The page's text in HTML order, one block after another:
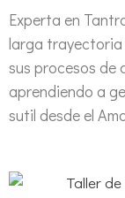
Experta en
larga trayectoria
sus procesos de
aprendiendo a
sutil desde el